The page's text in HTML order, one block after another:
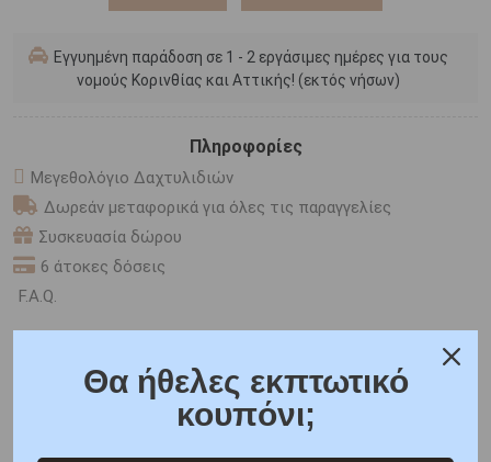
Εγγυημένη παράδοση σε 1 - 2 εργάσιμες ημέρες για τους
νομούς Κορινθίας και Αττικής! (εκτός νήσων)
Πληροφορίες
Μεγεθολόγιο Δαχτυλιδιών
Δωρεάν μεταφορικά για όλες τις παραγγελίες
Συσκευασία δώρου
6 άτοκες δόσεις
F.A.Q.
ONLINE CHAT
SHARE THE LOVE
Θα ήθελες εκπτωτικό
κουπόνι;